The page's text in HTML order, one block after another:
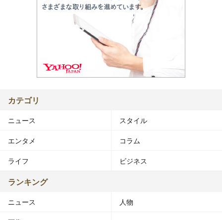
カテゴリ
ニュース スタイル
エンタメ コラム
ライフ ビジネス
ランキング
ニュース 人物